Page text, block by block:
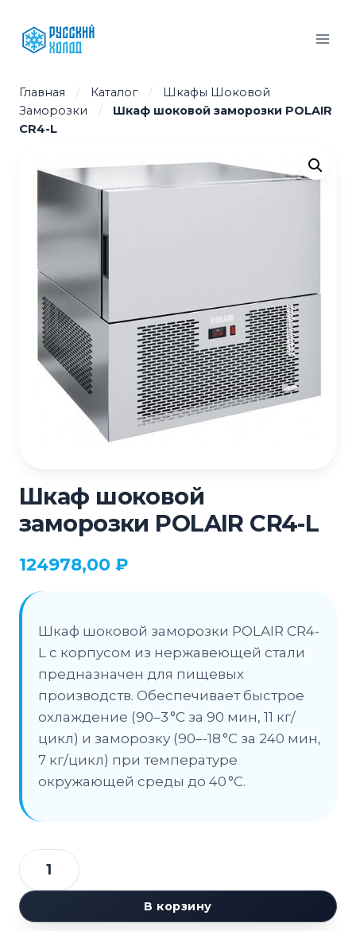
содержимому
Главная / Каталог /
Шкафы Шоковой
Заморозки
/
Шкаф шоковой заморозки POLAIR
CR4-L
Шкаф шоковой
заморозки POLAIR CR4-L
124978,00 ₽
Шкаф шоковой заморозки POLAIR CR4-
L с корпусом из нержавеющей стали
предназначен для пищевых
производств. Обеспечивает быстрое
охлаждение (90–3 °C за 90 мин, 11 кг/
цикл) и заморозку (90–-18 °C за 240 мин,
7 кг/цикл) при температуре
окружающей среды до 40 °C.
Количество
товара
Шкаф
В корзину